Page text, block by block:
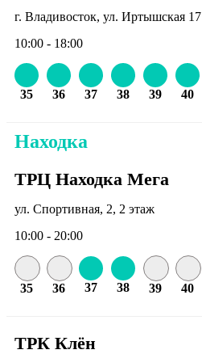
г. Владивосток, ул. Иртышская 17
10:00 - 18:00
35 36 37 38 39 40
Находка
ТРЦ Находка Мега
ул. Спортивная, 2, 2 этаж
10:00 - 20:00
35 36 37 38 39 40
ТРК Клён